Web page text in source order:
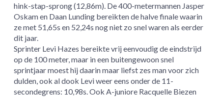
hink-stap-sprong (12,86m). De 400-metermannen Jasper
Oskam en Daan Lunding bereikten de halve finale waarin
ze met 51,65s en 52,24s nog niet zo snel waren als eerder
dit jaar.
Sprinter Levi Hazes bereikte vrij eenvoudig de eindstrijd
op de 100 meter, maar in een buitengewoon snel
sprintjaar moest hij daarin maar liefst zes man voor zich
dulden, ook al dook Levi weer eens onder de 11-
secondegrens: 10,98s. Ook A-juniore Racquelle Biezen